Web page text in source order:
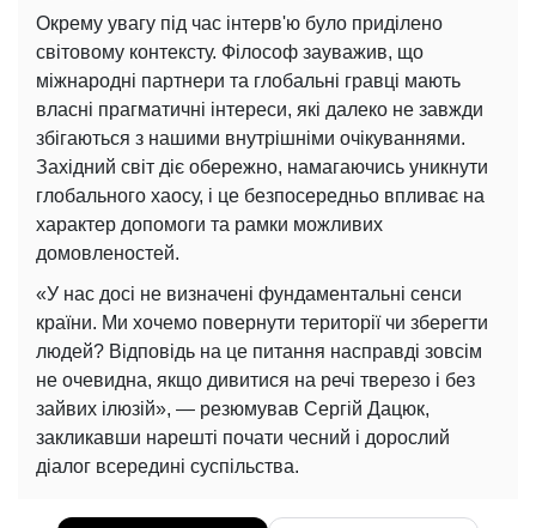
Окрему увагу під час інтерв'ю було приділено
світовому контексту. Філософ зауважив, що
міжнародні партнери та глобальні гравці мають
власні прагматичні інтереси, які далеко не завжди
збігаються з нашими внутрішніми очікуваннями.
Західний світ діє обережно, намагаючись уникнути
глобального хаосу, і це безпосередньо впливає на
характер допомоги та рамки можливих
домовленостей.
«У нас досі не визначені фундаментальні сенси
країни. Ми хочемо повернути території чи зберегти
людей? Відповідь на це питання насправді зовсім
не очевидна, якщо дивитися на речі тверезо і без
зайвих ілюзій», — резюмував Сергій Дацюк,
закликавши нарешті почати чесний і дорослий
діалог всередині суспільства.